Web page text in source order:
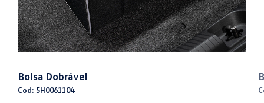
Bolsa Dobrável
Cod: 5H0061104